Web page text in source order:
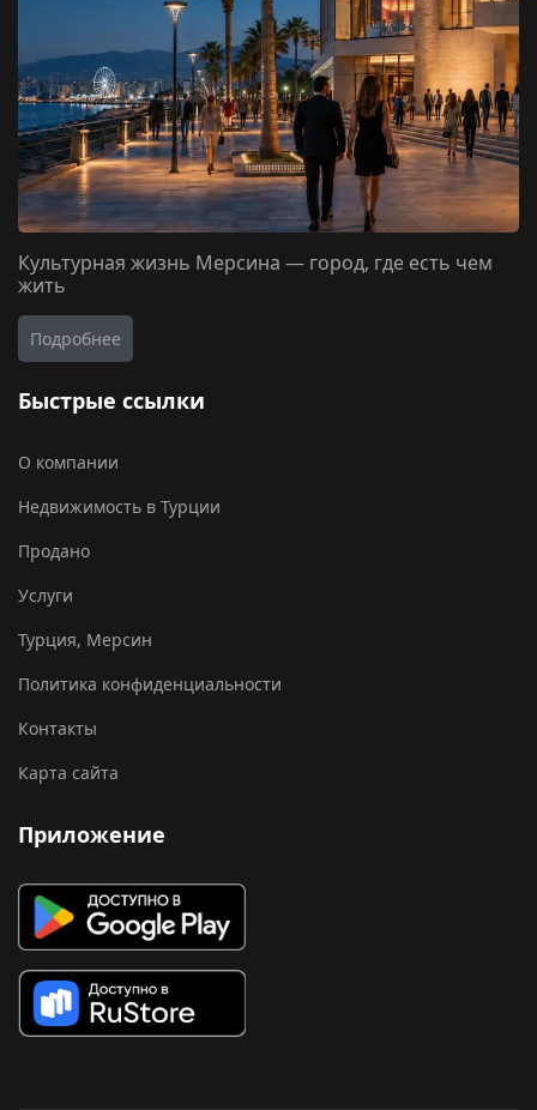
Культурная жизнь Мерсина — город, где есть чем
жить
Подробнее
Быстрые ссылки
О компании
Недвижимость в Турции
Продано
Услуги
Турция, Мерсин
Политика конфиденциальности
Контакты
Карта сайта
Приложение